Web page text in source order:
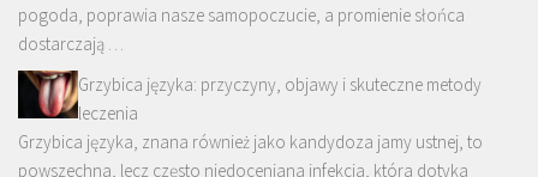
pogoda, poprawia nasze samopoczucie, a promienie słońca
dostarczają …
Grzybica języka: przyczyny, objawy i skuteczne metody
leczenia
Grzybica języka, znana również jako kandydoza jamy ustnej, to
powszechna, lecz często niedoceniana infekcja, która dotyka